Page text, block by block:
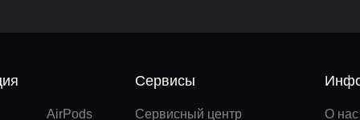
AirPods
Сервисы
Сервисный центр О нас